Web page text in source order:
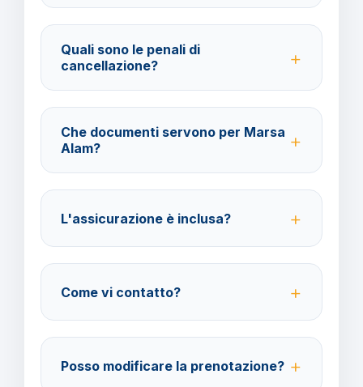
trasferimenti, soggiorno con trattamento All Inclusive
e assistenza BarbaViaggi.
Quali sono le penali di
cancellazione?
29 giorni in poi. Con assicurazione facoltativa è
possibile ottenere il rimborso del 100%.
Che documenti servono per Marsa
Alam?
per la destinazione scelta.
L'assicurazione è inclusa?
consigliate per coprire spese mediche e
cancellazione viaggio.
Come vi contatto?
amministrazione@barbaviaggi.it, o tramite il sito
barbaviaggi.it.
Posso modificare la prenotazione?